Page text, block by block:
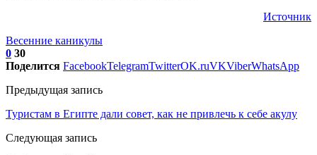
Источник
Весенние каникулы
0 30
Поделится FacebookTelegramTwitterOK.ruVKViberWhatsApp
Предыдущая запись
Туристам в Египте дали совет, как не привлечь к себе акулу
Следующая запись